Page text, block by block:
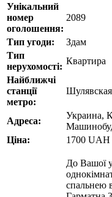
Унікальний
номер
оголошення:
2089
Тип угоди:
Здам
Тип
нерухомості:
Квартира
Найближчі
станції
метро:
Шулявская
Адреса:
Украина,
Ціна:
1700 UAH
До Вашої
спальнею